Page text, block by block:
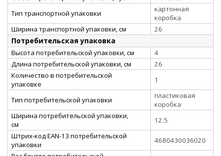
Тип транспортной упаковки
картонная
коробка
Ширина транспортной упаковки, см
26
Потребительская упаковка
Высота потребительской упаковки, см
4
Длина потребительской упаковки, см
26
Количество в потребительской
упаковке
1
Тип потребительской упаковки
пластиковая
коробка
Ширина потребительской упаковки,
см
12.5
Штрих-код EAN-13 потребительской
упаковки
4680430036020